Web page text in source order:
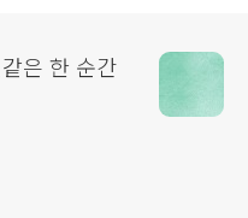
은 한 순간